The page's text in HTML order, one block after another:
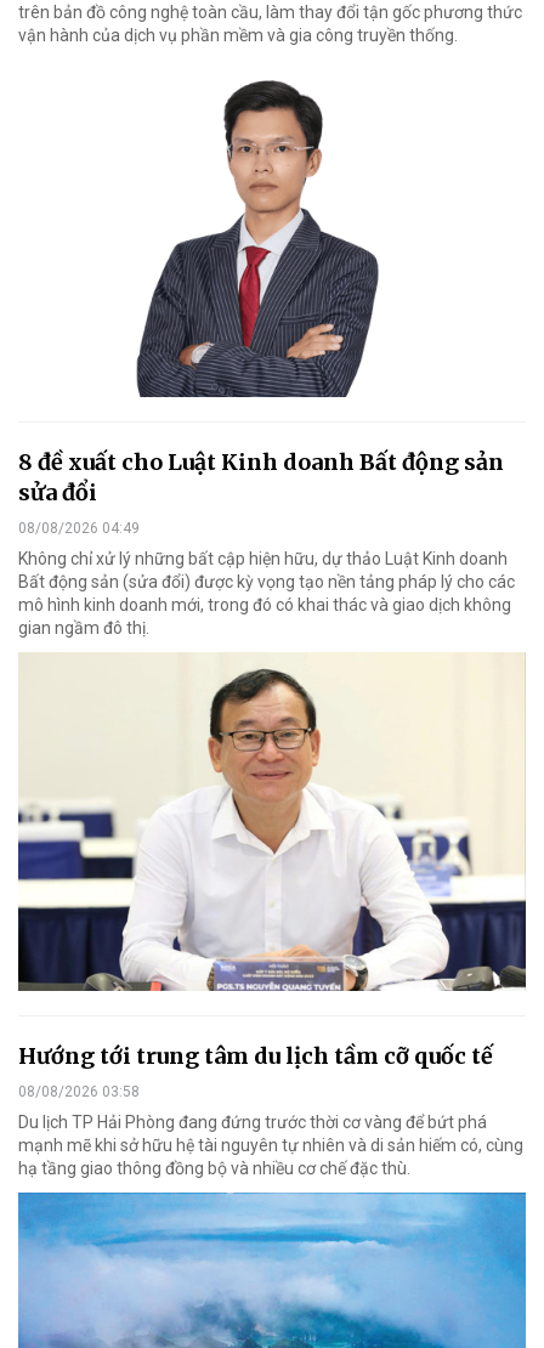
trên bản đồ công nghệ toàn cầu, làm thay đổi tận gốc phương thức
vận hành của dịch vụ phần mềm và gia công truyền thống.
8 đề xuất cho Luật Kinh doanh Bất động sản
sửa đổi
08/08/2026 04:49
Không chỉ xử lý những bất cập hiện hữu, dự thảo Luật Kinh doanh
Bất động sản (sửa đổi) được kỳ vọng tạo nền tảng pháp lý cho các
mô hình kinh doanh mới, trong đó có khai thác và giao dịch không
gian ngầm đô thị.
Hướng tới trung tâm du lịch tầm cỡ quốc tế
08/08/2026 03:58
Du lịch TP Hải Phòng đang đứng trước thời cơ vàng để bứt phá
mạnh mẽ khi sở hữu hệ tài nguyên tự nhiên và di sản hiếm có, cùng
hạ tầng giao thông đồng bộ và nhiều cơ chế đặc thù.